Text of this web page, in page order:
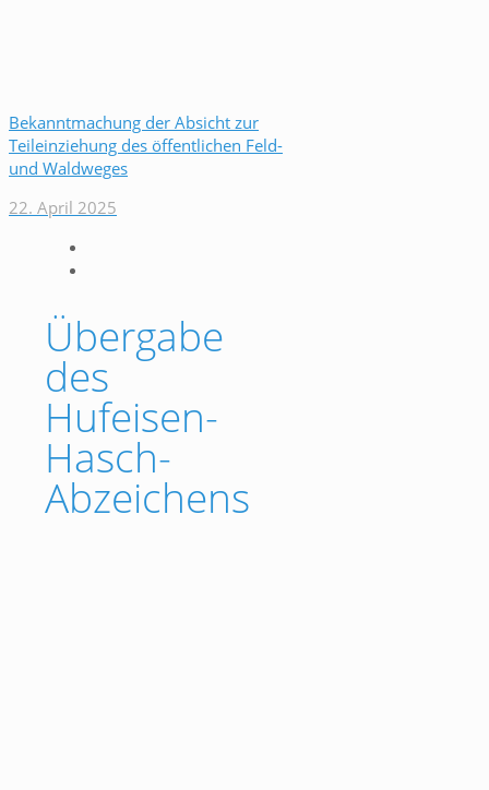
Bekanntmachung der Absicht zur
Teileinziehung des öffentlichen Feld-
und Waldweges
22. April 2025
Übergabe
des
Hufeisen-
Hasch-
Abzeichens